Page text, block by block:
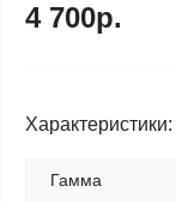
4 700р.
Характеристики:
Гамма